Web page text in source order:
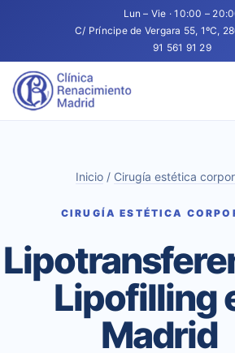
Lun – Vie · 10:00 –
C/ Príncipe de Vergara 55, 1ºC,
91 561 91 29
Inicio/ Cirugía estética
CIRUGÍA ESTÉTICA
Lipofilling
Madrid